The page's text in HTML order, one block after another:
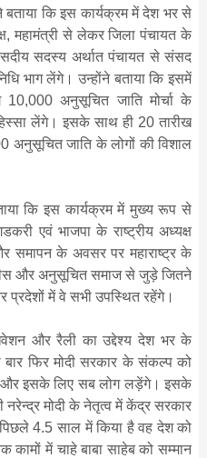
बताया कि इस कार्यक्रम में देश भर से
महामंत्री से लेकर जिला पंचायत के
सदस्य अर्थात पंचायत से संसद
भाग लेंगे। उन्होंने बताया कि इसमें
अनुसूचित जाति मोर्चा के
लेंगे। इसके साथ ही 20 तारीख
अनुसूचित जाति के लोगों की विशाल
कि इस कार्यक्रम में मुख्य रूप से
एवं भाजपा के राष्ट्रीय अध्यक्ष
समापन के अवसर पर महाराष्ट्र के
और अनुसूचित समाज से जुड़े जितने
प्रदेशों में वे सभी उपस्थित रहेंगे।
और रैली का उद्देश्य देश भर के
फिर मोदी सरकार के संकल्प को
और इसके लिए सब लोग लड़ेंगे। इसके
मोदी के नेतृत्व में केंद्र सरकार
4.5 साल में किया है वह देश को
कामों में चाहे बाबा साहेब को सम्मान